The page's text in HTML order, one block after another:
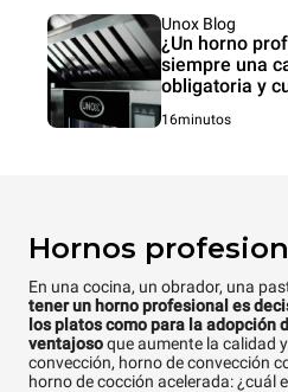
Unox Blog
¿Un horno
siempre una
obligatoria y
16minutos
Hornos
En una cocina, un obrador, una
tener un horno profesional es
los platos como para la adopción
ventajosoque aumente la calidad
convección, horno de convección
horno de cocción acelerada: ¿cuál